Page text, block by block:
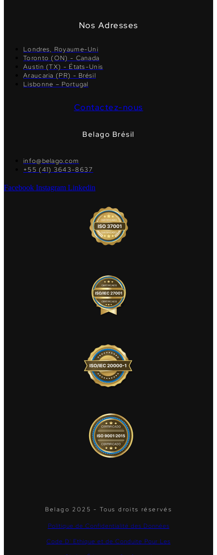
Nos Adresses
Londres, Royaume-Uni
Toronto (ON) - Canada
Austin (TX) - États-Unis
Araucaria (PR) - Brésil
Lisbonne – Portugal
Contactez-nous
Belago Brésil
info@belago.com
+55 (41) 3643-8637
Facebook Instagram Linkedin
Belago 2025 - Tous droits réservés
Politique de Confidentialité des Données
Code D' Ethique et de Conduite Pour Les